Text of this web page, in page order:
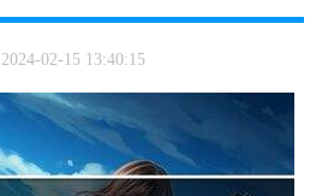
2024-02-15 13:40:15